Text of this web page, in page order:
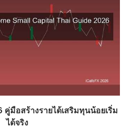
มือสร้างรายได้เสริมทุนน้อยเริ่ม
ได้จริง